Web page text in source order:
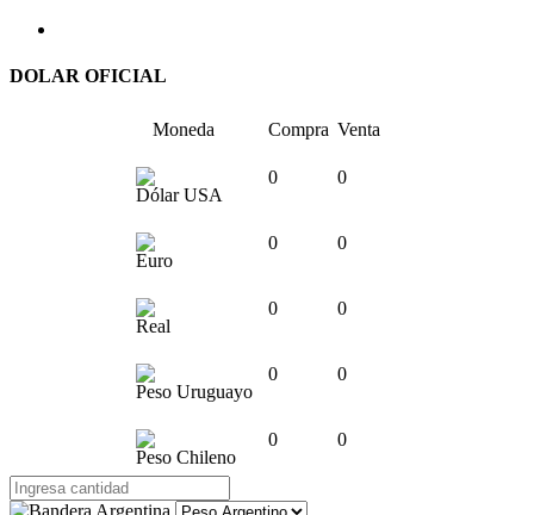
DOLAR OFICIAL
Moneda Compra Venta
Dólar USA
0 0
Euro
0 0
Real
0 0
Peso Uruguayo
0 0
Peso Chileno
0 0